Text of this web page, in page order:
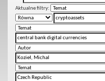
Aktualne filtry: